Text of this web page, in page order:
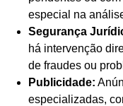
especial na
Segurança
há intervenção
de fraudes ou
Publicidade:
especializadas,